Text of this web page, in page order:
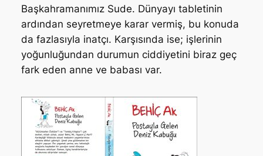
Başkahramanımız Sude. Dünyayı tabletinin
ardından seyretmeye karar vermiş, bu konuda
da fazlasıyla inatçı. Karşısında ise; işlerinin
yoğunluğundan durumun ciddiyetini biraz geç
fark eden anne ve babası var.